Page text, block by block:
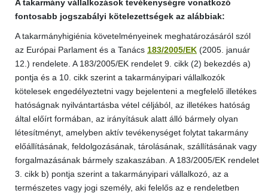
A takarmány vállalkozások tevékenységre vonatkozó
fontosabb jogszabályi kötelezettségek az alábbiak:
A takarmányhigiénia követelményeinek meghatározásáról szól
az Európai Parlament és a Tanács 183/2005/EK (2005. január
12.) rendelete. A 183/2005/EK rendelet 9. cikk (2) bekezdés a)
pontja és a 10. cikk szerint a takarmányipari vállalkozók
kötelesek engedélyeztetni vagy bejelenteni a megfelelő illetékes
hatóságnak nyilvántartásba vétel céljából, az illetékes hatóság
által előírt formában, az irányításuk alatt álló bármely olyan
létesítményt, amelyben aktív tevékenységet folytat takarmány
előállításának, feldolgozásának, tárolásának, szállításának vagy
forgalmazásának bármely szakaszában. A 183/2005/EK rendelet
3. cikk b) pontja szerint a takarmányipari vállalkozó, az a
természetes vagy jogi személy, aki felelős az e rendeletben